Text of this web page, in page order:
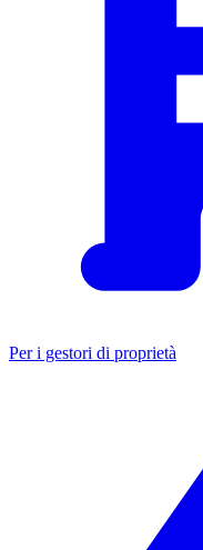
Per i gestori di proprietà